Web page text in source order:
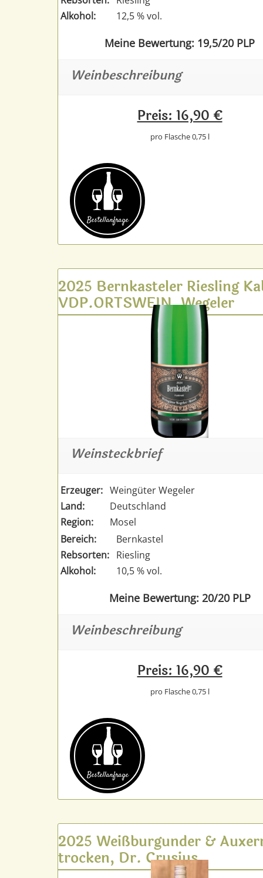
Alkohol:
12,5 % vol.
Meine Bewertung: 19,5/20 PLP
Weinbeschreibung
Preis: 16,90 €
pro Flasche 0,75 l
Bestell­anfrage
2025 Bernkasteler Riesling
VDP.ORTSWEIN, Wegeler
Weinsteckbrief
Erzeuger: Weingüter Wegeler
Land:
Deutschland
Region:
Mosel
Bereich:
Bernkastel
Rebsorten: Riesling
Alkohol:
10,5 % vol.
Meine Bewertung: 20/20 PLP
Weinbeschreibung
Preis: 16,90 €
pro Flasche 0,75 l
Bestell­anfrage
2025 Weißburgunder &
trocken, Dr. Crusius